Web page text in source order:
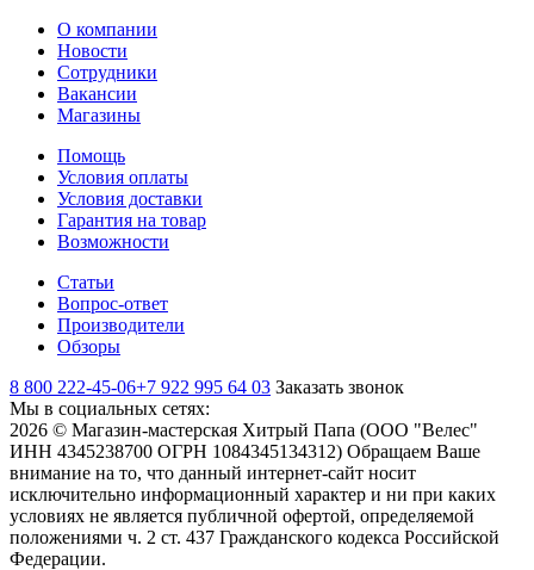
О компании
Новости
Сотрудники
Вакансии
Магазины
Помощь
Условия оплаты
Условия доставки
Гарантия на товар
Возможности
Статьи
Вопрос-ответ
Производители
Обзоры
8 800 222-45-06+7 922 995 64 03 Заказать звонок
Мы в социальных сетях:
2026 © Магазин-мастерская Хитрый Папа (ООО "Велес"
ИНН 4345238700 ОГРН 1084345134312) Обращаем Ваше
внимание на то, что данный интернет-сайт носит
исключительно информационный характер и ни при каких
условиях не является публичной офертой, определяемой
положениями ч. 2 ст. 437 Гражданского кодекса Российской
Федерации.